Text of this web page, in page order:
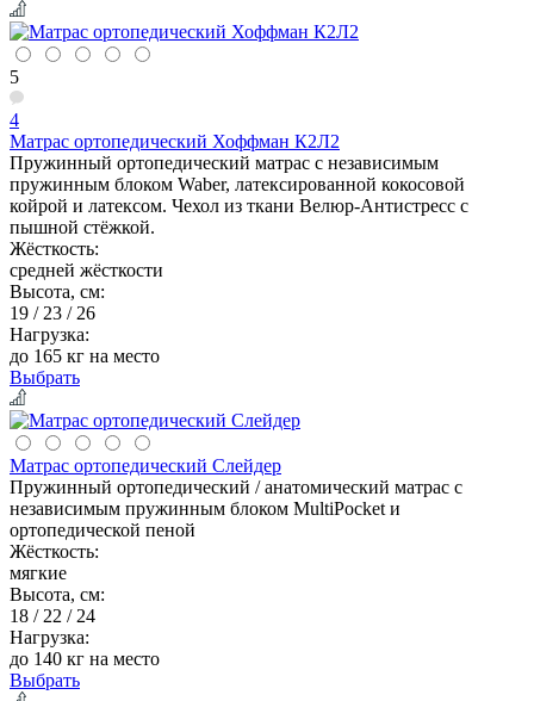
5
4
Матрас ортопедический Хоффман К2Л2
Пружинный ортопедический матрас с независимым
пружинным блоком Waber, латексированной кокосовой
койрой и латексом. Чехол из ткани Велюр-Антистресс с
пышной стёжкой.
Жёсткость:
средней жёсткости
Высота, см:
19 / 23 / 26
Нагрузка:
до 165 кг на место
Выбрать
Матрас ортопедический Слейдер
Пружинный ортопедический / анатомический матрас с
независимым пружинным блоком MultiPocket и
ортопедической пеной
Жёсткость:
мягкие
Высота, см:
18 / 22 / 24
Нагрузка:
до 140 кг на место
Выбрать